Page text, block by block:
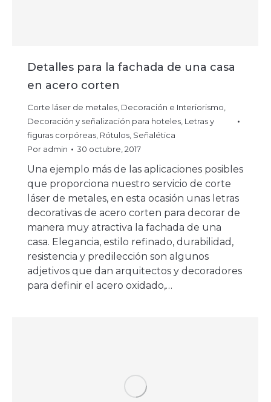
Detalles para la fachada de una casa
en acero corten
Corte láser de metales, Decoración e Interiorismo,
Decoración y señalización para hoteles, Letras y
figuras corpóreas, Rótulos, Señalética
Por admin 30 octubre, 2017
Una ejemplo más de las aplicaciones posibles
que proporciona nuestro servicio de corte
láser de metales, en esta ocasión unas letras
decorativas de acero corten para decorar de
manera muy atractiva la fachada de una
casa. Elegancia, estilo refinado, durabilidad,
resistencia y predilección son algunos
adjetivos que dan arquitectos y decoradores
para definir el acero oxidado,…